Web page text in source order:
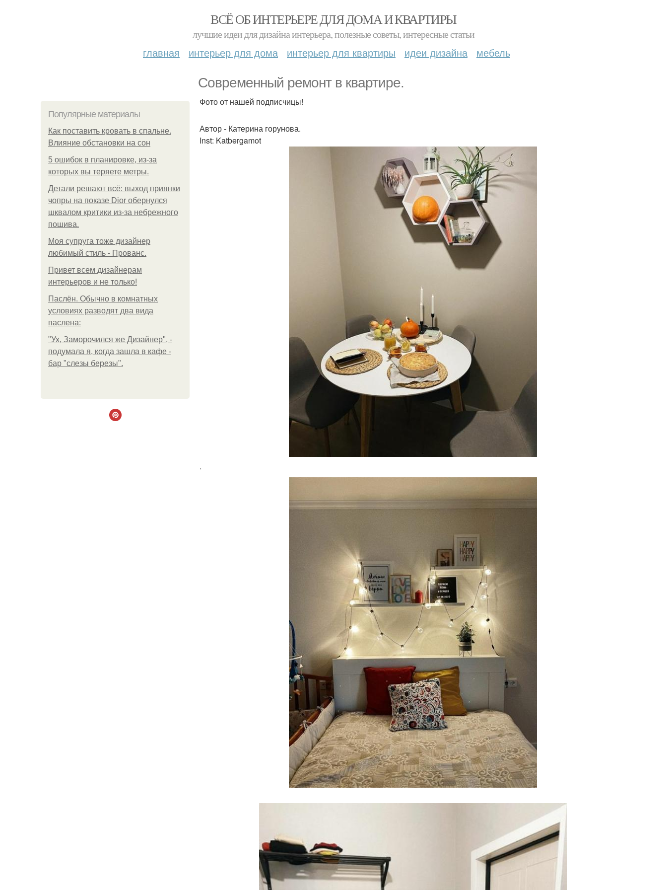
ВСЁ ОБ ИНТЕРЬЕРЕ ДЛЯ ДОМА И КВАРТИРЫ
лучшие идеи для дизайна интерьера, полезные советы, интересные статьи
главная интерьер для дома интерьер для квартиры идеи дизайна мебель
Современный ремонт в квартире.
Популярные материалы
Как поставить кровать в спальне.
Влияние обстановки на сон
5 ошибок в планировке, из-за
которых вы теряете метры.
Детали решают всё: выход приянки
чопры на показе Dior обернулся
шквалом критики из-за небрежного
пошива.
Моя супруга тоже дизайнер
любимый стиль - Прованс.
Привет всем дизайнерам
интерьеров и не только!
Паслён. Обычно в комнатных
условиях разводят два вида
паслена:
"Ух, Заморочился же Дизайнер", -
подумала я, когда зашла в кафе -
бар "слезы березы".
Фото от нашей подписчицы!
Автор - Катерина горунова.
Inst: Katbergamot
.